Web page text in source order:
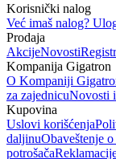
Korisnički nalog
Već imaš nalog?
Prodaja
AkcijeNovosti
Kompanija Gigatron
O Kompaniji
za zajednicuNovosti
Kupovina
Uslovi korišćenja
daljinuObaveštenje
potrošača